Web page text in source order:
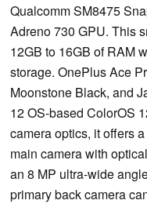
Qualcomm SM8475
Adreno 730 GPU. This
12GB to 16GB of RAM
storage. OnePlus Ace
Moonstone Black, and
12 OS-based ColorOS
camera optics, it offers
main camera with
an 8 MP ultra-wide
primary back camera